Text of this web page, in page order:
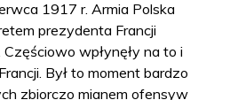
1917 r. Armia Polska
prezydenta Francji
wpłynęły na to i
Był to moment bardzo
zbiorczo mianem ofensyw